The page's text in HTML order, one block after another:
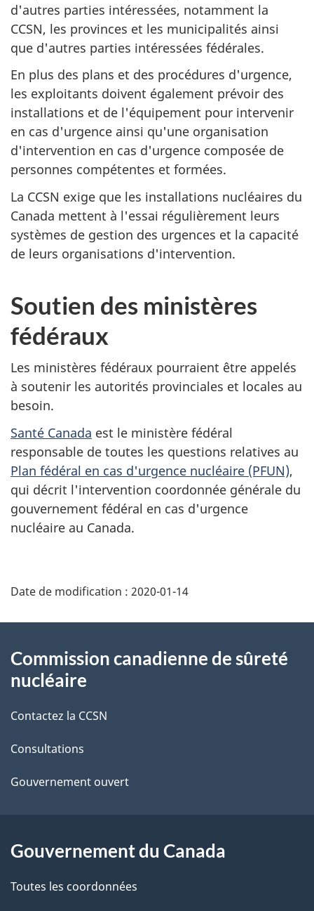
d'autres parties intéressées, notamment la
CCSN, les provinces et les municipalités ainsi
que d'autres parties intéressées fédérales.
En plus des plans et des procédures d'urgence,
les exploitants doivent également prévoir des
installations et de l'équipement pour intervenir
en cas d'urgence ainsi qu'une organisation
d'intervention en cas d'urgence composée de
personnes compétentes et formées.
La CCSN exige que les installations nucléaires du
Canada mettent à l'essai régulièrement leurs
systèmes de gestion des urgences et la capacité
de leurs organisations d'intervention.
Soutien des ministères
fédéraux
Les ministères fédéraux pourraient être appelés
à soutenir les autorités provinciales et locales au
besoin.
Santé Canada est le ministère fédéral
responsable de toutes les questions relatives au
Plan fédéral en cas d'urgence nucléaire (PFUN),
qui décrit l'intervention coordonnée générale du
gouvernement fédéral en cas d'urgence
nucléaire au Canada.
é
a
i
l
s
d
l
a
Date de modification : 2020-01-14
propos
de
ce
site
Commission canadienne de sûreté
nucléaire
Contactez la CCSN
Consultations
Gouvernement ouvert
Gouvernement du Canada
Toutes les coordonnées